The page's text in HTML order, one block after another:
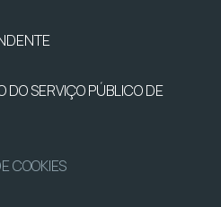
DO SERVIÇO PÚBLICO DE
COOKIES